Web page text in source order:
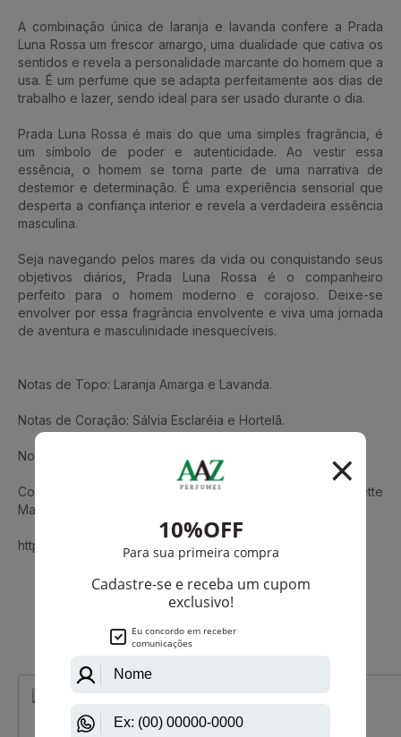
A combinação única de laranja e lavanda confere a Prada
Luna Rossa um frescor amargo, uma dualidade que cativa os
sentidos e revela a personalidade marcante do homem que a
usa. É um perfume que se adapta perfeitamente aos dias de
trabalho e lazer, sendo ideal para ser usado durante o dia.
Prada Luna Rossa é mais do que uma simples fragrância, é
um símbolo de poder e autenticidade. Ao vestir essa
essência, o homem se torna parte de uma narrativa de
destemor e determinação. É uma experiência sensorial que
desperta a confiança interior e revela a verdadeira essência
masculina.
Seja navegando pelos mares da vida ou conquistando seus
objetivos diários, Prada Luna Rossa é o companheiro
perfeito para o homem moderno e corajoso. Deixe-se
envolver por essa fragrância envolvente e viva uma jornada
de aventura e masculinidade inesquecíveis.
Notas de Topo: Laranja Amarga e Lavanda.
Notas de Coração: Sálvia Esclaréia e Hortelã.
Notas de Fundo: Ambreta e Ambroxan.
Conheça também Prada Amber Pour Homme Eau De Toilette
Mascullino
https://www.aazperfumes.com.br/Prada
Que viu, viu também